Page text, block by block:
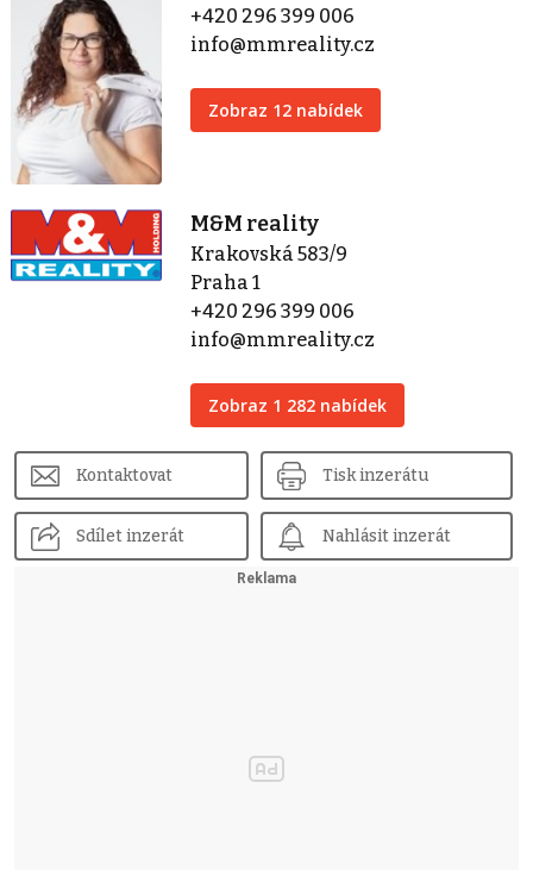
+420 296 399 006
info@mmreality.cz
Zobraz 12 nabídek
M&M reality
Krakovská 583/9
Praha 1
+420 296 399 006
info@mmreality.cz
Zobraz 1 282 nabídek
Kontaktovat Tisk inzerátu
Sdílet inzerát Nahlásit inzerát